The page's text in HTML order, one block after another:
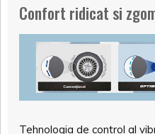
Confort ridicat si
Tehnologia de control al